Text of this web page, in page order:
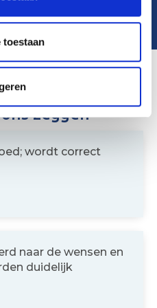
toestaan
zeggen
wordt correct
naar de wensen en
duidelijk